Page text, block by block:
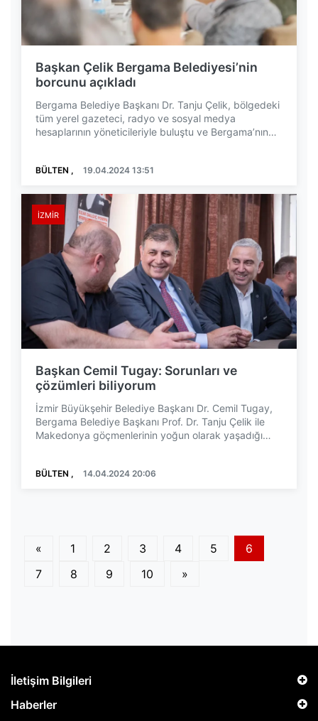
Başkan Çelik Bergama Belediyesi’nin
borcunu açıkladı
Bergama Belediye Başkanı Dr. Tanju Çelik, bölgedeki
tüm yerel gazeteci, radyo ve sosyal medya
hesaplarının yöneticileriyle buluştu ve Bergama’nın
BÜLTEN , 19.04.2024 13:51
İZMIR
Başkan Cemil Tugay: Sorunları ve
çözümleri biliyorum
İzmir Büyükşehir Belediye Başkanı Dr. Cemil Tugay,
Bergama Belediye Başkanı Prof. Dr. Tanju Çelik ile
Makedonya göçmenlerinin yoğun olarak yaşadığı
BÜLTEN , 14.04.2024 20:06
« 1 2 3 4 5
6
7
8 9 10 »
İletişim Bilgileri
Haberler